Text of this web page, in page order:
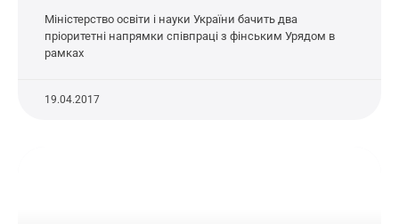
Міністерство освіти і науки України бачить два
пріоритетні напрямки співпраці з фінським Урядом в
рамках
19.04.2017